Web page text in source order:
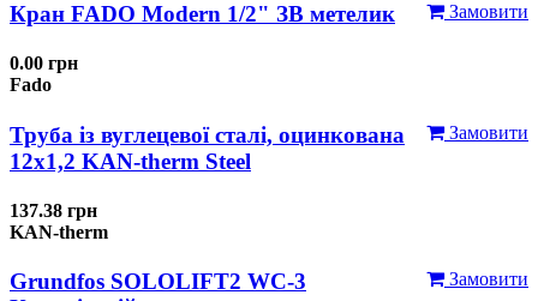
Замовити
Кран FADO Modern 1/2" ЗВ метелик
0.00 грн
Fado
Замовити
Труба із вуглецевої сталі, оцинкована
12x1,2 KAN-therm Steel
137.38 грн
KAN-therm
Замовити
Grundfos SOLOLIFT2 WC-3